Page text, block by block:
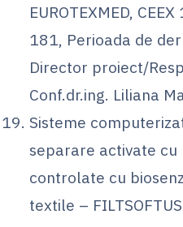
EUROTEXMED,
181, Perioada de
Director proiect/
Conf.dr.ing. Liliana
Sisteme
separare activate
controlate cu
textile –